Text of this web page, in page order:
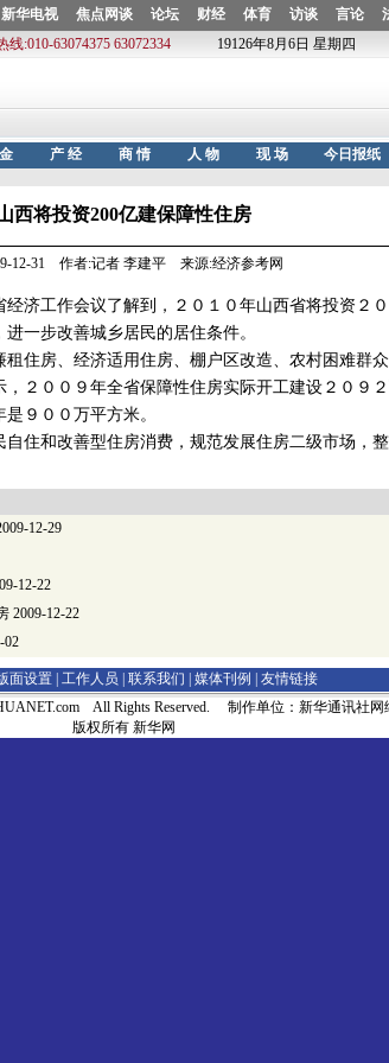
西将投资200亿建保障性住房
12-31 作者:记者 李建平 来源:经济参考网
工作会议了解到，２０１０年山西省将投资２
一步改善城乡居民的居住条件。
房、经济适用住房、棚户区改造、农村困难群
２００９年全省保障性住房实际开工建设２０９
９００万平方米。
和改善型住房消费，规范发展住房二级市场，
12-29
12-22
2009-12-22
02
面设置 工作人员 联系我们 媒体刊例
友情链接
All Rights Reserved. 制作单位：新华通讯社网
版权所有 新华网